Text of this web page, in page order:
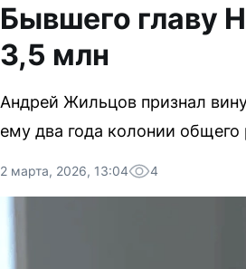
Бывшего главу
3,5 млн
Андрей Жильцов признал
ему два года колонии
2 марта, 2026, 13:04 4